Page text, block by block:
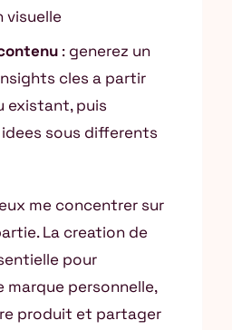
visuelle
: generez un
cles a partir
existant, puis
sous differents
me concentrer sur
La creation de
pour
personnelle,
produit et partager